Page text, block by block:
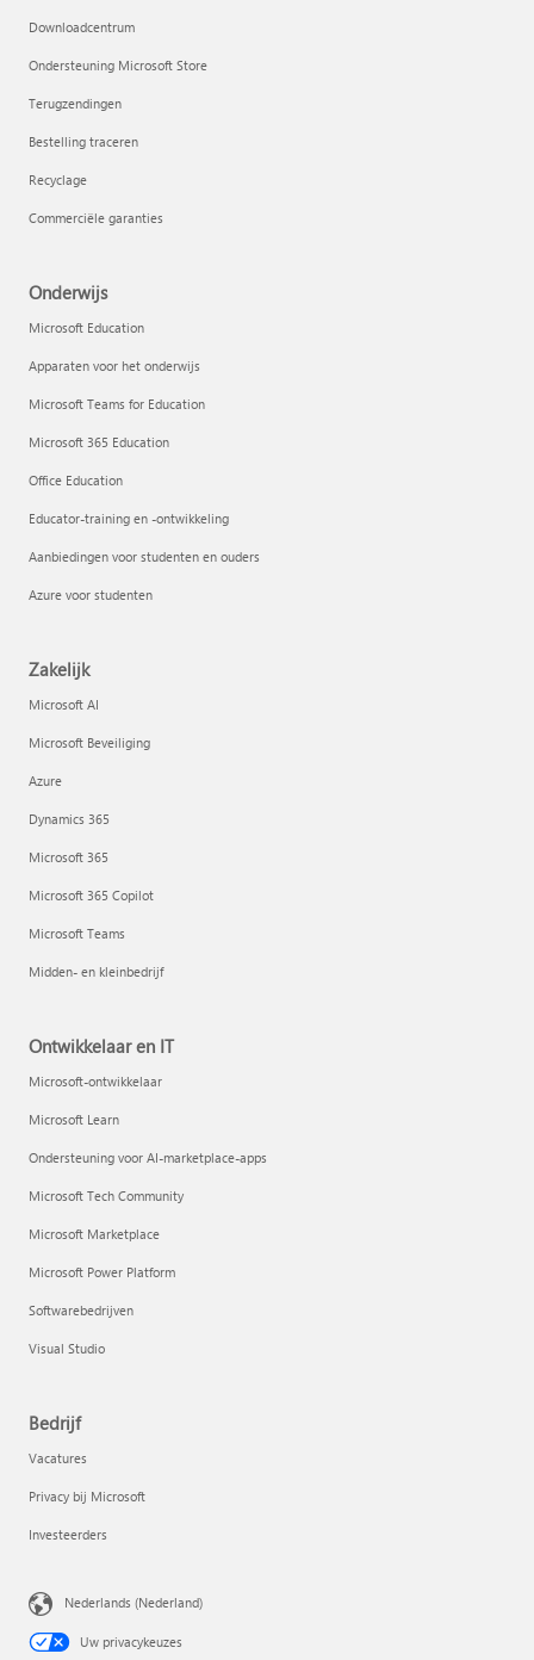
Downloadcentrum
Ondersteuning Microsoft Store
Terugzendingen
Bestelling traceren
Recyclage
Commerciële garanties
Onderwijs
Microsoft Education
Apparaten voor het onderwijs
Microsoft Teams for Education
Microsoft 365 Education
Office Education
Educator-training en -ontwikkeling
Aanbiedingen voor studenten en ouders
Azure voor studenten
Zakelijk
Microsoft AI
Microsoft Beveiliging
Azure
Dynamics 365
Microsoft 365
Microsoft 365 Copilot
Microsoft Teams
Midden- en kleinbedrijf
Ontwikkelaar en IT
Microsoft-ontwikkelaar
Microsoft Learn
Ondersteuning voor AI-marketplace-apps
Microsoft Tech Community
Microsoft Marketplace
Microsoft Power Platform
Softwarebedrijven
Visual Studio
Bedrijf
Vacatures
Privacy bij Microsoft
Investeerders
Nederlands (Nederland)
Uw privacykeuzes